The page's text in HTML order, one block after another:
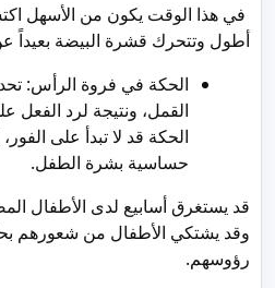
في هذا الوقت يكون من الأسهل
أطول وتتحرك قشرة البيضة بعيداً
الحكة في فروة الرأس:
القمل، ونتيجة لرد الفعل
الحكة قد لا تبدأ على
حساسية بشرة الطفل.
قد يستغرق أسابيع لدى الأطفال
وقد يشتكي الأطفال من شعورهم
رؤوسهم.